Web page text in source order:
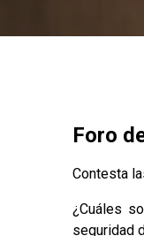
Foro
Contesta
¿Cuáles
seguridad